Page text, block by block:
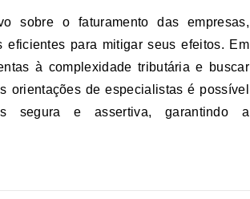
sobre o faturamento das empresas,
para mitigar seus efeitos. Em
à complexidade tributária e buscar
orientações de especialistas é possível
segura e assertiva, garantindo a